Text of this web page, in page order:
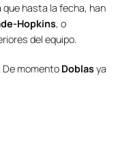
hasta la fecha, han
Hopkins, o
del equipo.
De momento Doblasya